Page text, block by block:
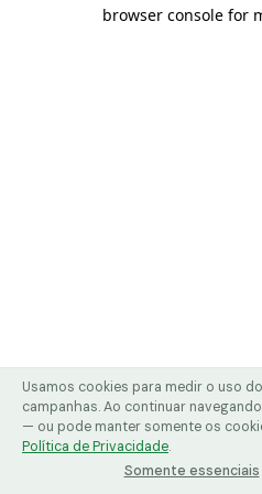
browser console for
Usamos cookies para medir o uso
campanhas. Ao continuar
— ou pode manter somente os
Política de Privacidade.
Somente essenciais